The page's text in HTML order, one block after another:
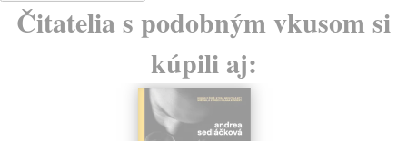
Čitatelia s podobným vkusom si
kúpili aj: